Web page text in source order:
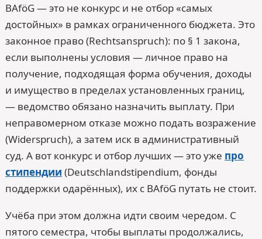
BAföG — это не конкурс и не отбор «самых
достойных» в рамках ограниченного бюджета. Это
законное право (Rechtsanspruch): по § 1 закона,
если выполнены условия — личное право на
получение, подходящая форма обучения, доходы
и имущество в пределах установленных границ,
— ведомство обязано назначить выплату. При
неправомерном отказе можно подать возражение
(Widerspruch), а затем иск в административный
суд. А вот конкурс и отбор лучших — это уже про
стипендии (Deutschlandstipendium, фонды
поддержки одарённых), их с BAföG путать не стоит.
Учёба при этом должна идти своим чередом. С
пятого семестра, чтобы выплаты продолжались,